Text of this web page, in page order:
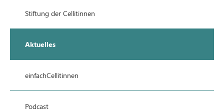
Stiftung der Cellitinnen
Aktuelles
einfachCellitinnen
Podcast